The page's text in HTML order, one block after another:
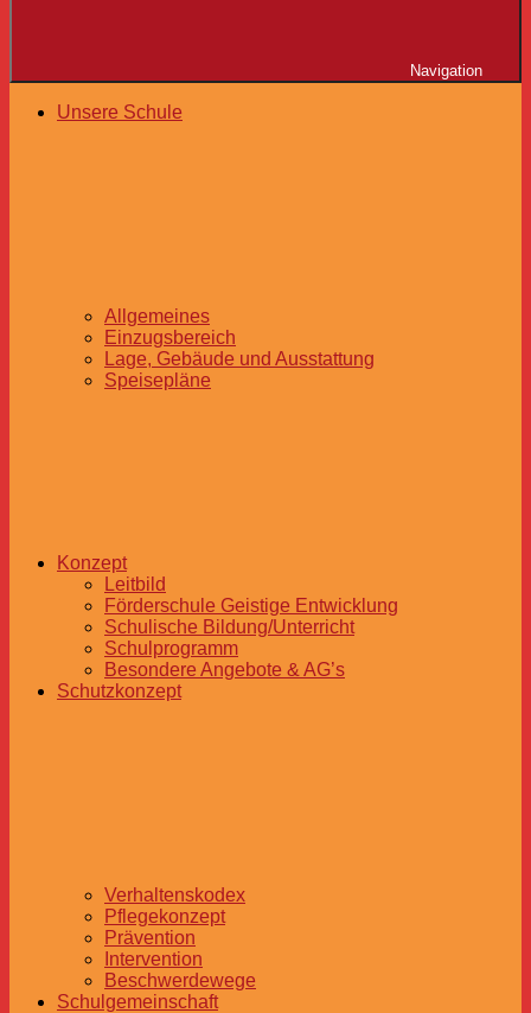
Navigation
Unsere Schule
Allgemeines
Einzugsbereich
Lage, Gebäude und Ausstattung
Speisepläne
Konzept
Leitbild
Förderschule Geistige Entwicklung
Schulische Bildung/Unterricht
Schulprogramm
Besondere Angebote & AG’s
Schutzkonzept
Verhaltenskodex
Pflegekonzept
Prävention
Intervention
Beschwerdewege
Schulgemeinschaft